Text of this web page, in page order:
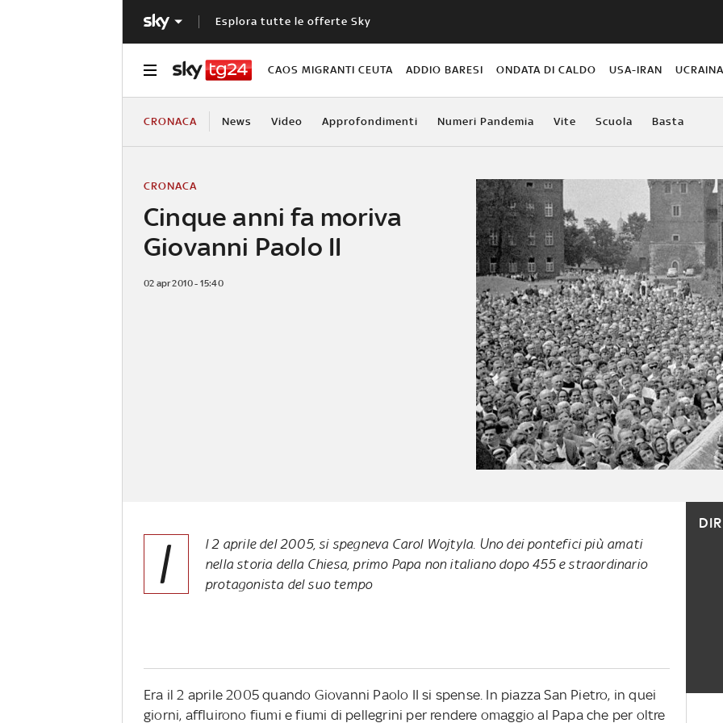
Esplora tutte le offerte Sky
CAOS MIGRANTI CEUTA ADDIO BARESI ONDATA DI CALDO USA-IRAN
CRONACA News Video Approfondimenti Numeri Pandemia Vite Scuola Basta
Cinque anni fa moriva
Giovanni Paolo II
CRONACA
02 apr 2010 - 15:40
I
l 2 aprile del 2005, si spegneva Carol Wojtyla. Uno dei pontefici più amati
nella storia della Chiesa, primo Papa non italiano dopo 455 e straordinario
protagonista del suo tempo
Era il 2 aprile 2005 quando Giovanni Paolo II si spense. In piazza San Pietro, in quei
giorni, affluirono fiumi e fiumi di pellegrini per rendere omaggio al Papa che per oltre